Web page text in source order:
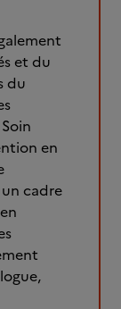
et du
du
en
cadre